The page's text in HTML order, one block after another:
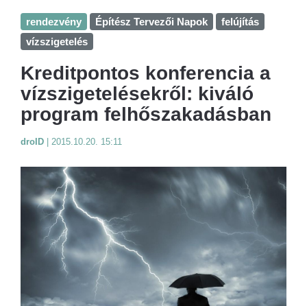
rendezvény Építész Tervezői Napok
felújítás
vízszigetelés
Kreditpontos konferencia a
vízszigetelésekről: kiváló
program felhőszakadásban
droID 2015.10.20. 15:11